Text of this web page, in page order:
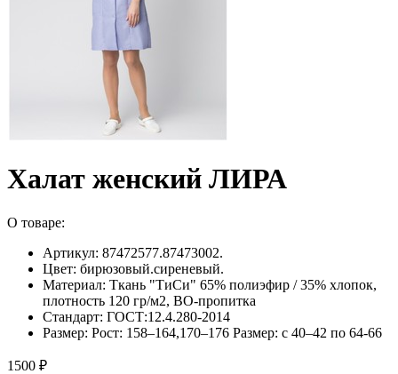
Халат женский ЛИРА
О товаре:
Артикул: 87472577.87473002.
Цвет: бирюзовый.сиреневый.
Материал: Ткань "ТиСи" 65% полиэфир / 35% хлопок,
плотность 120 гр/м2, ВО-пропитка
Стандарт: ГОСТ:12.4.280-2014
Размер: Рост: 158–164,170–176 Размер: с 40–42 по 64-66
1500 ₽